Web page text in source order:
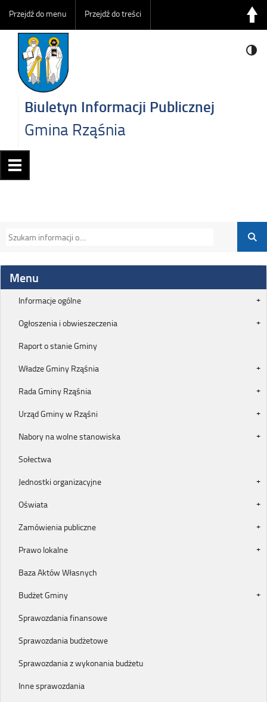
Przejdź do menu Przejdź do treści
Biuletyn Informacji Publicznej
Gmina Rząśnia
Menu
Informacje ogólne
Ogłoszenia i obwieszeczenia
Raport o stanie Gminy
Władze Gminy Rząśnia
Rada Gminy Rząśnia
Urząd Gminy w Rząśni
Nabory na wolne stanowiska
Sołectwa
Jednostki organizacyjne
Oświata
Zamówienia publiczne
Prawo lokalne
Baza Aktów Własnych
Budżet Gminy
Sprawozdania finansowe
Sprawozdania budżetowe
Sprawozdania z wykonania budżetu
Inne sprawozdania